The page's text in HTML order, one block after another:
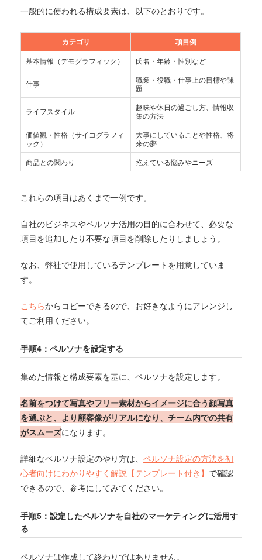
一般的に使われる構成要素は、以下のとおりです。
カテゴリ 項目例
基本情報（デモグラフィック） 氏名・年齢・性別など
仕事
職業・役職・仕事上の目標や課
題
ライフスタイル
趣味や休日の過ごし方、情報収
集の方法
価値観・性格（サイコグラフィ
ック）
大事にしていることや性格、将
来の夢
商品との関わり
抱えている悩みやニーズ
これらの項目はあくまで一例です。
自社のビジネスやペルソナ活用の目的に合わせて、必要な
項目を追加したり不要な項目を削除したりしましょう。
なお、弊社で使用しているテンプレートを用意していま
す。
こちらからコピーできるので、お好きなようにアレンジし
てご利用ください。
手順4：ペルソナを設定する
集めた情報と構成要素を基に、ペルソナを設定します。
名前をつけて写真やフリー素材からイメージに合う顔写真
を選ぶと、より顧客像がリアルになり、チーム内での共有
がスムーズになります。
詳細なペルソナ設定のやり方は、ペルソナ設定の方法を初
心者向けにわかりやすく解説【テンプレート付き】 で確認
できるので、参考にしてみてください。
手順5：設定したペルソナを自社のマーケティングに活用す
る
ペルソナは作成して終わりではありません。